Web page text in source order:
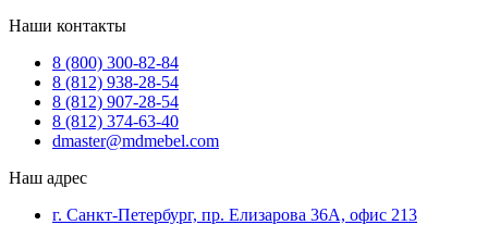
Наши контакты
8 (800) 300-82-84
8 (812) 938-28-54
8 (812) 907-28-54
8 (812) 374-63-40
dmaster@mdmebel.com
Наш адрес
г. Санкт-Петербург, пр. Елизарова 36А, офис 213